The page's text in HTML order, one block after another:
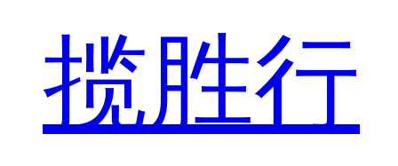
揽胜行